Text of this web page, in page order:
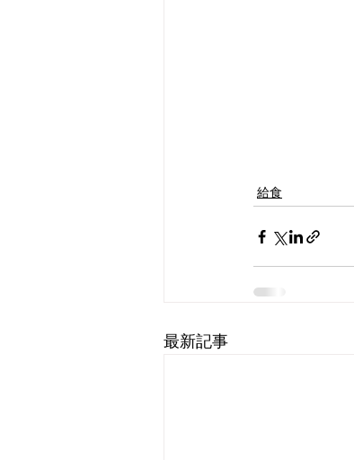
給食
最新記事